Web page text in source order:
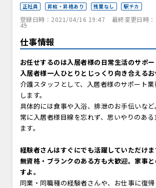
正社員 昇給・昇格あり 残業なし 駅チカ
登録日時：2021/04/16 19:47 最終変更日時
49
仕事情報
お任せするのは入居者様の日常生活のサポー
入居者様一人ひとりとじっくり向き合えるお
介護スタッフとして、入居者様のサポート
します。
具体的には食事や入浴、排泄のお手伝いなど。
常に入居者様目線を忘れず、思いやりのあ
ます。
経験者さんはすぐにでも活躍していただけま
無資格・ブランクのある方も大歓迎。家事
すよ。
同業・同職種の経験者さんや、お仕事に復